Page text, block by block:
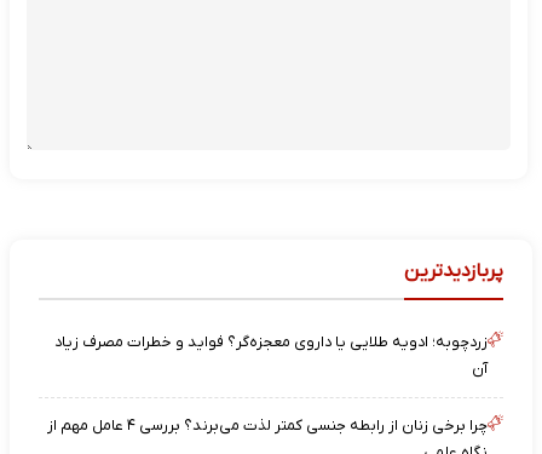
پربازدیدترین
زردچوبه؛ ادویه طلایی یا داروی معجزه‌گر؟ فواید و خطرات مصرف زیاد
آن
چرا برخی زنان از رابطه جنسی کمتر لذت می‌برند؟ بررسی ۴ عامل مهم از